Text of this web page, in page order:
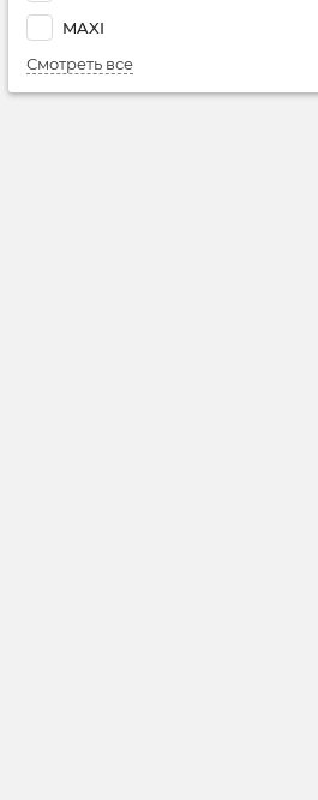
MAXI
Смотреть все